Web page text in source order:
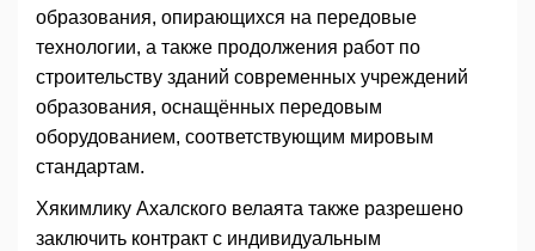
образования, опирающихся на передовые
технологии, а также продолжения работ по
строительству зданий современных учреждений
образования, оснащённых передовым
оборудованием, соответствующим мировым
стандартам.
Хякимлику Ахалского велаята также разрешено
заключить контракт с индивидуальным